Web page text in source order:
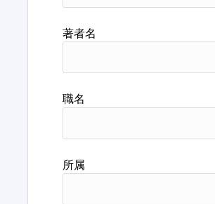
著者名
職名
所属